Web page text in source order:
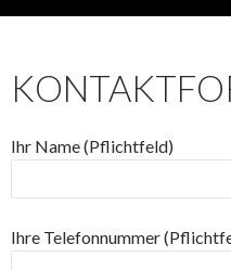
Ihr Name (Pflichtfeld)
Ihre Telefonnummer